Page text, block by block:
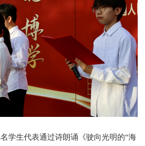
学生代表通过诗朗诵《驶向光明的“海